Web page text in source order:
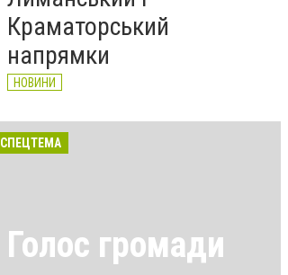
Краматорський
напрямки
НОВИНИ
СПЕЦТЕМА
Голос громади